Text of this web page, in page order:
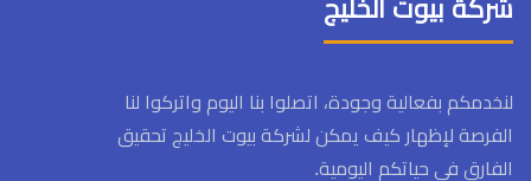
شركة بيوت الخليج
لنخدمكم بفعالية وجودة، اتصلوا بنا اليوم واتركوا لنا
الفرصة لإظهار كيف يمكن لشركة بيوت الخليج تحقيق
الفارق في حياتكم اليومية.